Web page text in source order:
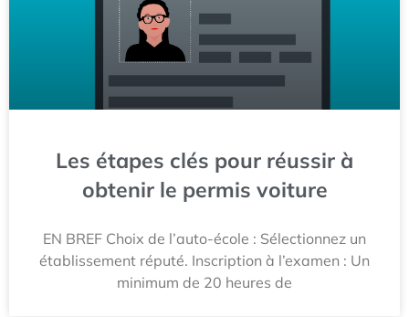
Les étapes clés pour réussir à
obtenir le permis voiture
EN BREF Choix de l’auto-école : Sélectionnez un
établissement réputé. Inscription à l’examen : Un
minimum de 20 heures de